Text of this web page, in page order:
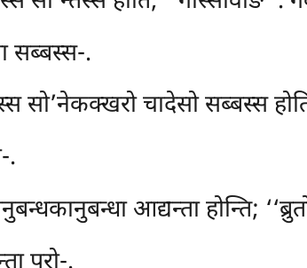
सब्बस्स-.
सो’नेकक्खरो चादेसो सब्बस्स
.
आद्यन्ता होन्ति;